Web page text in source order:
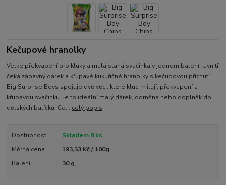
Kečupové hranolky
Velké překvapení pro kluky a malá slaná svačinka v jednom balení. Uvnitř
čeká zábavný dárek a křupavé kukuřičné hranolky s kečupovou příchutí.
Big Surprise Boys spojuje dvě věci, které kluci milují: překvapení a
křupavou svačinku. Je to ideální malý dárek, odměna nebo doplněk do
dětských balíčků. Co... celý popis
Dostupnost
Skladem 8 ks
Měrná cena
193,33 Kč / 100g
Balení
30 g